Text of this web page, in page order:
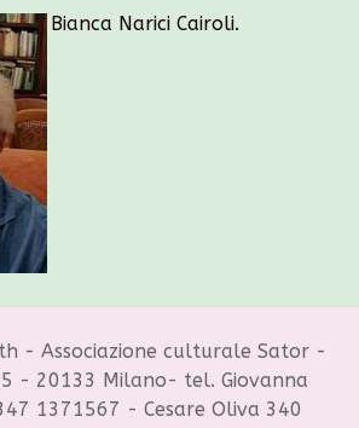
Bianca Narici Cairoli.
- Associazione culturale Sator -
- 20133 Milano- tel. Giovanna
1371567 - Cesare Oliva 340